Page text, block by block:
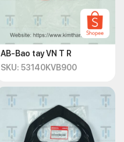
AB-Bao tay VN T R
SKU: 53140KVB900